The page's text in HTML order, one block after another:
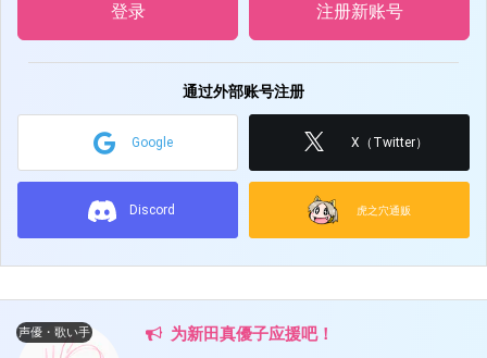
登录 注册新账号
通过外部账号注册
Google X（Twitter）
Discord 虎之穴通贩
声優・歌い手 为新田真優子应援吧！